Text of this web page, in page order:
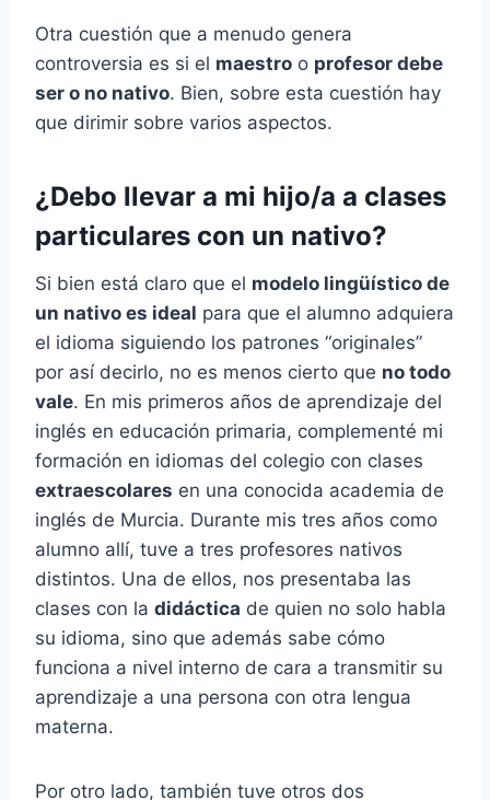
Otra cuestión que a menudo genera
controversia es si el maestro o profesor debe
ser o no nativo. Bien, sobre esta cuestión hay
que dirimir sobre varios aspectos.
¿Debo llevar a mi hijo/a a clases
particulares con un nativo?
Si bien está claro que el modelo lingüístico de
un nativo es ideal para que el alumno adquiera
el idioma siguiendo los patrones “originales”
por así decirlo, no es menos cierto que no todo
vale. En mis primeros años de aprendizaje del
inglés en educación primaria, complementé mi
formación en idiomas del colegio con clases
extraescolares en una conocida academia de
inglés de Murcia. Durante mis tres años como
alumno allí, tuve a tres profesores nativos
distintos. Una de ellos, nos presentaba las
clases con la didáctica de quien no solo habla
su idioma, sino que además sabe cómo
funciona a nivel interno de cara a transmitir su
aprendizaje a una persona con otra lengua
materna.
Por otro lado, también tuve otros dos